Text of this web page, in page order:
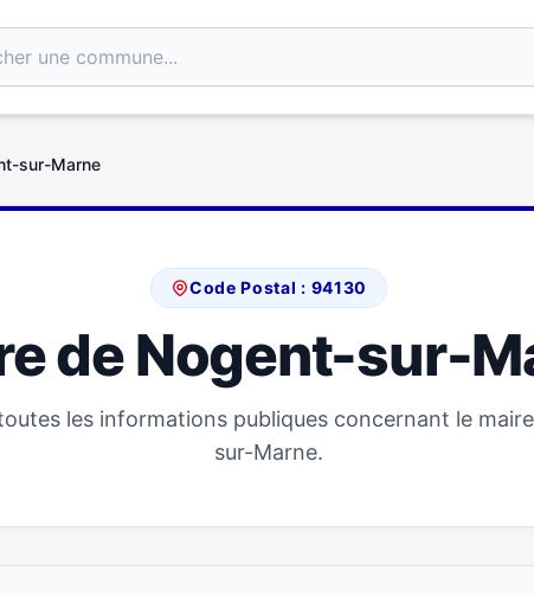
sur-Marne
Code Postal : 94130
de Nogent-sur-
les informations publiques concernant le
sur-Marne.